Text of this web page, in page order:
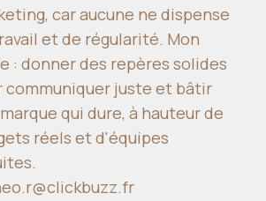
car aucune ne dispense
et de régularité. Mon
: donner des repères solides
communiquer juste et bâtir
qui dure, à hauteur de
réels et d'équipes